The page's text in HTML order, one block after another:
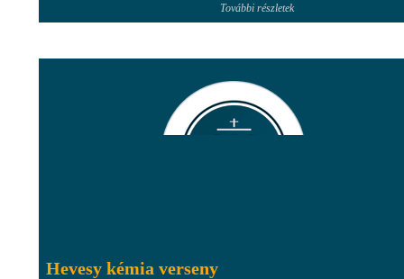
További részletek
Hevesy kémia verseny